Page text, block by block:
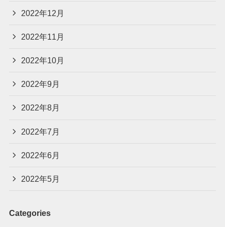
2022年12月
2022年11月
2022年10月
2022年9月
2022年8月
2022年7月
2022年6月
2022年5月
Categories